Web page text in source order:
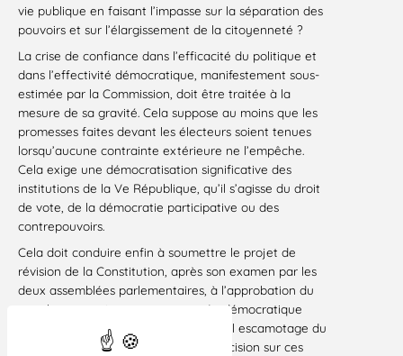
vie publique en faisant l’impasse sur la séparation des
pouvoirs et sur l’élargissement de la citoyenneté ?
La crise de confiance dans l’efficacité du politique et
dans l’effectivité démocratique, manifestement sous-
estimée par la Commission, doit être traitée à la
mesure de sa gravité. Cela suppose au moins que les
promesses faites devant les électeurs soient tenues
lorsqu’aucune contrainte extérieure ne l’empêche.
Cela exige une démocratisation significative des
institutions de la Ve République, qu’il s’agisse du droit
de vote, de la démocratie participative ou des
contrepouvoirs.
Cela doit conduire enfin à soumettre le projet de
révision de la Constitution, après son examen par les
deux assemblées parlementaires, à l’approbation du
peuple souverain : aucune avancée démocratique
sérieuse ne peut passer par un nouvel escamotage du
referendum comme procédure de décision sur ces